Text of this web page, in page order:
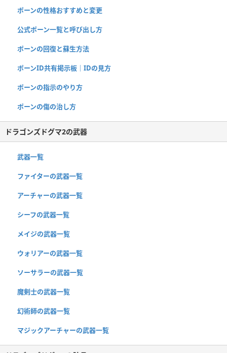
ポーンの性格おすすめと変更
公式ポーン一覧と呼び出し方
ポーンの回復と蘇生方法
ポーンID共有掲示板｜IDの見方
ポーンの指示のやり方
ポーンの傷の治し方
ドラゴンズドグマ2の武器
武器一覧
ファイターの武器一覧
アーチャーの武器一覧
シーフの武器一覧
メイジの武器一覧
ウォリアーの武器一覧
ソーサラーの武器一覧
魔剣士の武器一覧
幻術師の武器一覧
マジックアーチャーの武器一覧